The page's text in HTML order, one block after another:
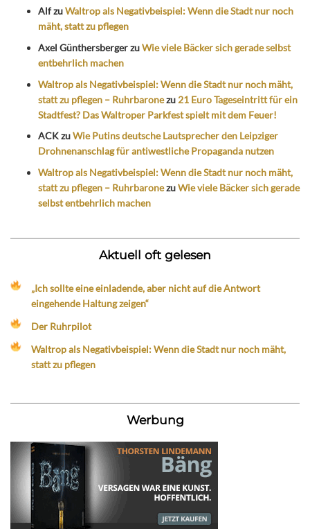
AlfzuWaltrop als Negativbeispiel: Wenn die Stadt nur noch
mäht, statt zu pflegen
Axel GünthersbergerzuWie viele Bäcker sich gerade selbst
entbehrlich machen
Waltrop als Negativbeispiel: Wenn die Stadt nur noch mäht,
statt zu pflegen – Ruhrbaronezu 21 Euro Tageseintritt für ein
Stadtfest? Das Waltroper Parkfest spielt mit dem Feuer!
ACKzuWie Putins deutsche Lautsprecher den Leipziger
Drohnenanschlag für antiwestliche Propaganda nutzen
Waltrop als Negativbeispiel: Wenn die Stadt nur noch mäht,
statt zu pflegen – RuhrbaronezuWie viele Bäcker sich gerade
selbst entbehrlich machen
Aktuell oft gelesen
„Ich sollte eine einladende, aber nicht auf die Antwort
eingehende Haltung zeigen“
Der Ruhrpilot
Waltrop als Negativbeispiel: Wenn die Stadt nur noch mäht,
statt zu pflegen
Werbung